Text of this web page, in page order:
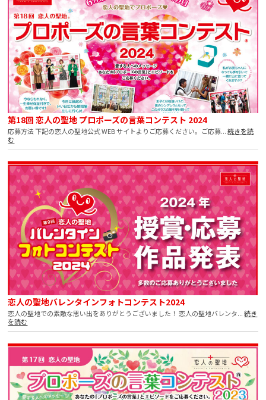
第18回 恋人の聖地 プロポーズの言葉コンテスト 2024
応募方法 下記の恋人の聖地公式 WEB サイトよりご応募ください。ご応募... 続きを読
む
恋人の聖地バレンタインフォトコンテスト2024
恋人の聖地での素敵な思い出をありがとうございました！ 恋人の聖地バレンタ... 続き
を読む